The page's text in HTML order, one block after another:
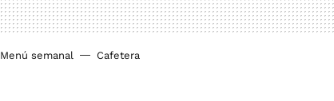
Menú semanal Cafetera